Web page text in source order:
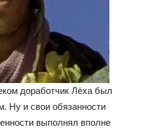
доработчик Лёха был
Ну и свои обязанности
выполнял вполне